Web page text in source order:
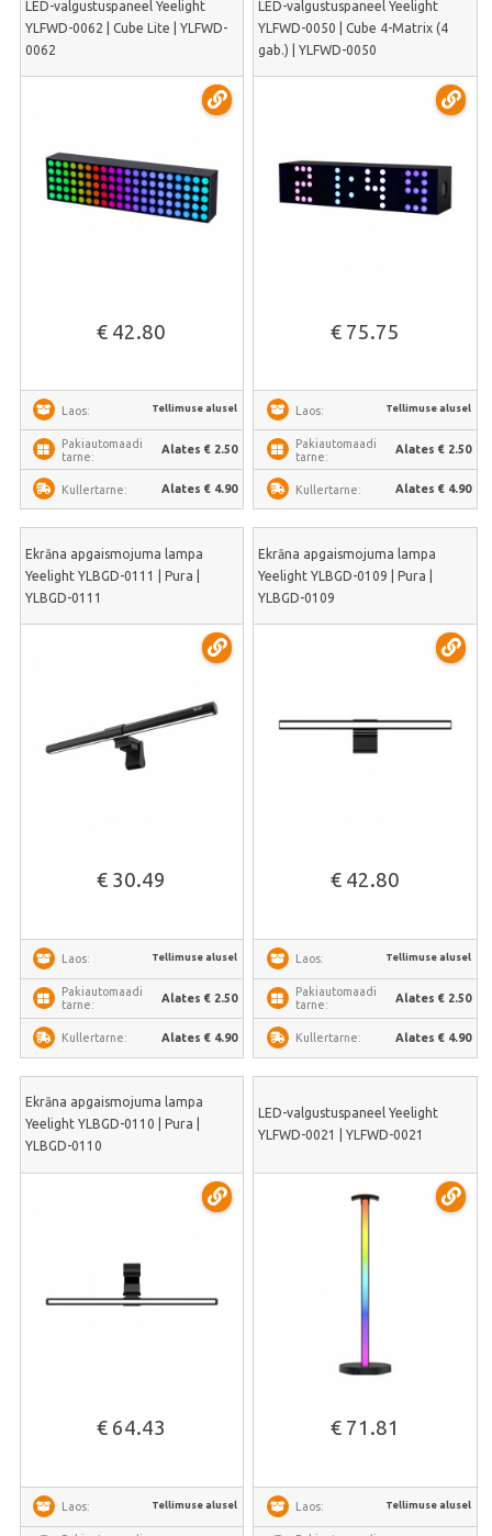
LED-valgustuspaneel Yeelight
YLFWD-0062 | Cube Lite | YLFWD-
0062
€ 42.80
Laos: Tellimuse alusel
Pakiautomaadi
tarne:
Alates € 2.50
Kullertarne: Alates € 4.90
LED-valgustuspaneel Yeelight
YLFWD-0050 | Cube 4-Matrix (4
gab.) | YLFWD-0050
€ 75.75
Laos: Tellimuse alusel
Pakiautomaadi
tarne:
Alates € 2.50
Kullertarne: Alates € 4.90
Ekrāna apgaismojuma lampa
Yeelight YLBGD-0111 | Pura |
YLBGD-0111
€ 30.49
Laos: Tellimuse alusel
Pakiautomaadi
tarne:
Alates € 2.50
Kullertarne: Alates € 4.90
Ekrāna apgaismojuma lampa
Yeelight YLBGD-0109 | Pura |
YLBGD-0109
€ 42.80
Laos: Tellimuse alusel
Pakiautomaadi
tarne:
Alates € 2.50
Kullertarne: Alates € 4.90
Ekrāna apgaismojuma lampa
Yeelight YLBGD-0110 | Pura |
YLBGD-0110
€ 64.43
Laos: Tellimuse alusel
LED-valgustuspaneel Yeelight
YLFWD-0021 | YLFWD-0021
€ 71.81
Laos: Tellimuse alusel